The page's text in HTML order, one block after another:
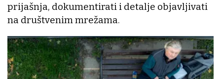
prijašnja, dokumentirati i detalje objavljivati
na društvenim mrežama.